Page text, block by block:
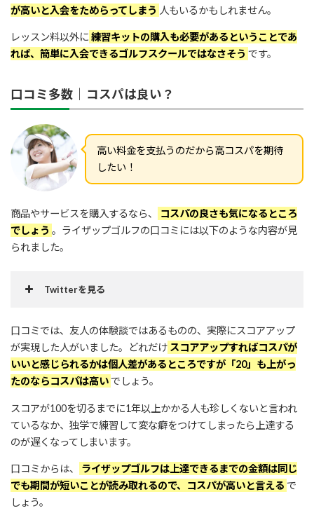
https://t.co/uSxA2pUQh4
October 26, 2019
が高いと入会をためらってしまう 人もいるかもしれません。
レッスン料以外に 練習キットの購入も必要があるということであ
れば、簡単に入会できるゴルフスクールではなさそう です。
口コミ多数｜コスパは良い？
高い料金を支払うのだから高コスパを期待
したい！
商品やサービスを購入するなら、
コスパの良さも気になるところ
でしょう 。ライザップゴルフの口コミには以下のような内容が見
られました。
Twitterを見る
#本日の議題#ゴル女会トーク
May 29, 2016
口コミでは、友人の体験談ではあるものの、実際にスコアアップ
が実現した人がいました。どれだけ スコアアップすればコスパが
いいと感じられるかは個人差があるところですが「20」も上がっ
たのならコスパは高いでしょう。
スコアが100を切るまでに1年以上かかる人も珍しくないと言われ
ているなか、独学で練習して変な癖をつけてしまったら上達する
のが遅くなってしまいます。
口コミからは、
ライザップゴルフは上達できるまでの金額は同じ
でも期間が短いことが読み取れるので、コスパが高いと言える で
しょう。